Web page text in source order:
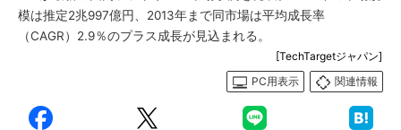
模は推定2兆997億円、2013年まで同市場は平均成長率
（CAGR）2.9％のプラス成長が見込まれる。
[TechTargetジャパン]
PC用表示
関連情報